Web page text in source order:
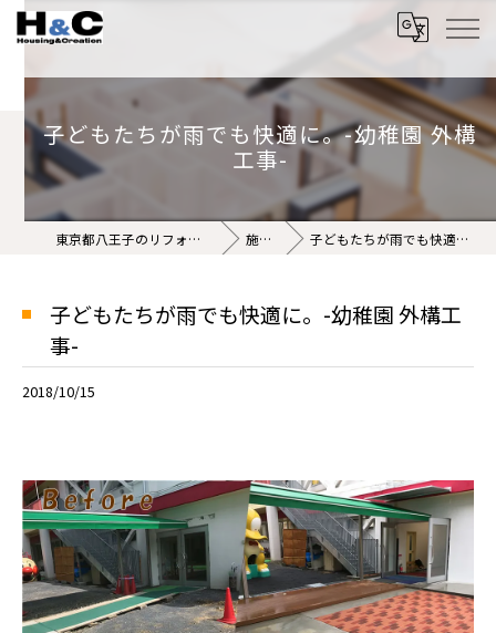
子どもたちが雨でも快適に。-幼稚園 外構
工事-
東京都八王子のリフォームなら株式会社H&C 施工事例 子どもたちが雨でも快適に。-幼稚園 外構工事-
子どもたちが雨でも快適に。-幼稚園 外構工
事-
2018/10/15